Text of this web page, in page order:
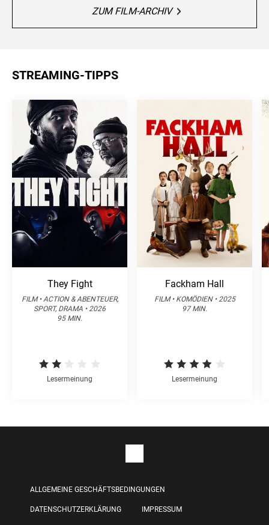
ZUM FILM-ARCHIV
STREAMING-TIPPS
They Fight
FILM • ACTION & ABENTEUER,
SPORT, DRAMA • 2026
95 MIN.
Lesermeinung
Fackham Hall
FILM • KOMÖDIEN • 2025
97 MIN.
Lesermeinung
ALLGEMEINE GESCHÄFTSBEDINGUNGEN
DATENSCHUTZERKLÄRUNG IMPRESSUM